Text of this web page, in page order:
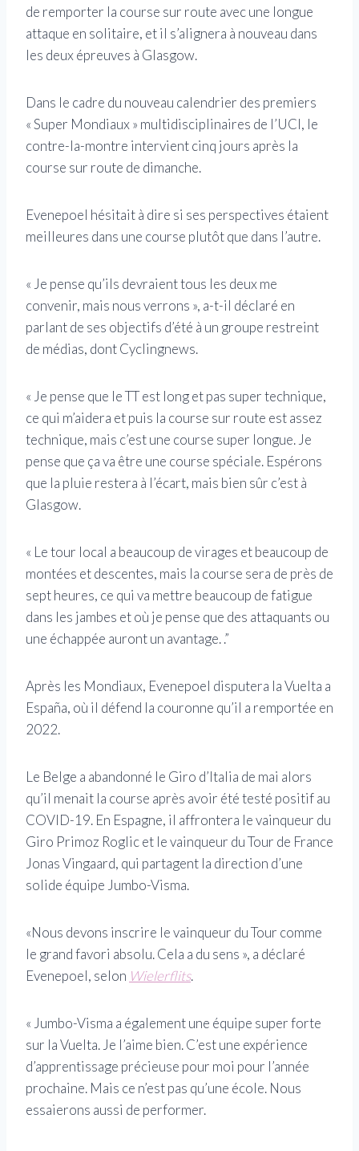
de remporter la course sur route avec une longue
attaque en solitaire, et il s’alignera à nouveau dans
les deux épreuves à Glasgow.
Dans le cadre du nouveau calendrier des premiers
« Super Mondiaux » multidisciplinaires de l’UCI, le
contre-la-montre intervient cinq jours après la
course sur route de dimanche.
Evenepoel hésitait à dire si ses perspectives étaient
meilleures dans une course plutôt que dans l’autre.
« Je pense qu’ils devraient tous les deux me
convenir, mais nous verrons », a-t-il déclaré en
parlant de ses objectifs d’été à un groupe restreint
de médias, dont Cyclingnews.
« Je pense que le TT est long et pas super technique,
ce qui m’aidera et puis la course sur route est assez
technique, mais c’est une course super longue. Je
pense que ça va être une course spéciale. Espérons
que la pluie restera à l’écart, mais bien sûr c’est à
Glasgow.
« Le tour local a beaucoup de virages et beaucoup de
montées et descentes, mais la course sera de près de
sept heures, ce qui va mettre beaucoup de fatigue
dans les jambes et où je pense que des attaquants ou
une échappée auront un avantage. .”
Après les Mondiaux, Evenepoel disputera la Vuelta a
España, où il défend la couronne qu’il a remportée en
2022.
Le Belge a abandonné le Giro d’Italia de mai alors
qu’il menait la course après avoir été testé positif au
COVID-19. En Espagne, il affrontera le vainqueur du
Giro Primoz Roglic et le vainqueur du Tour de France
Jonas Vingaard, qui partagent la direction d’une
solide équipe Jumbo-Visma.
«Nous devons inscrire le vainqueur du Tour comme
le grand favori absolu. Cela a du sens », a déclaré
Evenepoel, selon Wielerflits.
« Jumbo-Visma a également une équipe super forte
sur la Vuelta. Je l’aime bien. C’est une expérience
d’apprentissage précieuse pour moi pour l’année
prochaine. Mais ce n’est pas qu’une école. Nous
essaierons aussi de performer.